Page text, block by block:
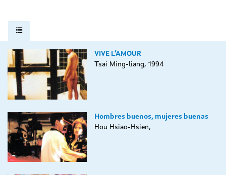
VIVE L’AMOUR
Tsai Ming-liang, 1994
Hombres buenos, mujeres buenas
Hou Hsiao-Hsien,